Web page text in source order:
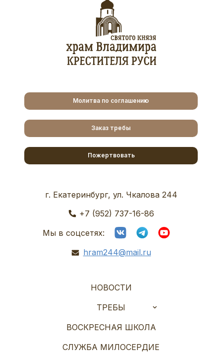
Молитва по соглашению
Заказ требы
Пожертвовать
г. Екатеринбург, ул. Чкалова 244
+7 (952) 737-16-86
Мы в соцсетях:
hram244@mail.ru
НОВОСТИ
ТРЕБЫ
ВОСКРЕСНАЯ ШКОЛА
СЛУЖБА МИЛОСЕРДИЕ